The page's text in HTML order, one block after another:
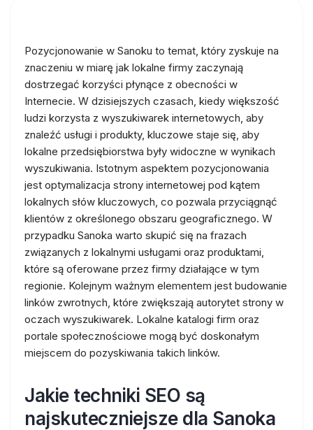
Pozycjonowanie w Sanoku to temat, który zyskuje na
znaczeniu w miarę jak lokalne firmy zaczynają
dostrzegać korzyści płynące z obecności w
Internecie. W dzisiejszych czasach, kiedy większość
ludzi korzysta z wyszukiwarek internetowych, aby
znaleźć usługi i produkty, kluczowe staje się, aby
lokalne przedsiębiorstwa były widoczne w wynikach
wyszukiwania. Istotnym aspektem pozycjonowania
jest optymalizacja strony internetowej pod kątem
lokalnych słów kluczowych, co pozwala przyciągnąć
klientów z określonego obszaru geograficznego. W
przypadku Sanoka warto skupić się na frazach
związanych z lokalnymi usługami oraz produktami,
które są oferowane przez firmy działające w tym
regionie. Kolejnym ważnym elementem jest budowanie
linków zwrotnych, które zwiększają autorytet strony w
oczach wyszukiwarek. Lokalne katalogi firm oraz
portale społecznościowe mogą być doskonałym
miejscem do pozyskiwania takich linków.
Jakie techniki SEO są
najskuteczniejsze dla Sanoka